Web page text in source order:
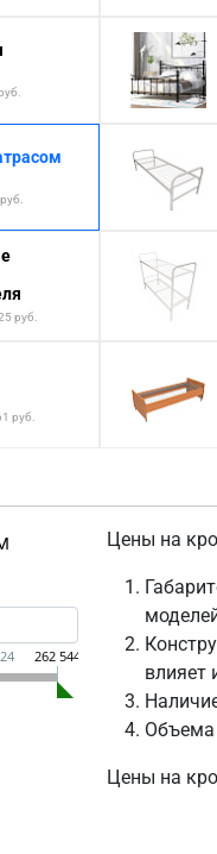
руб.
руб.
262 544
Цены на
влияет
Объема
Цены на